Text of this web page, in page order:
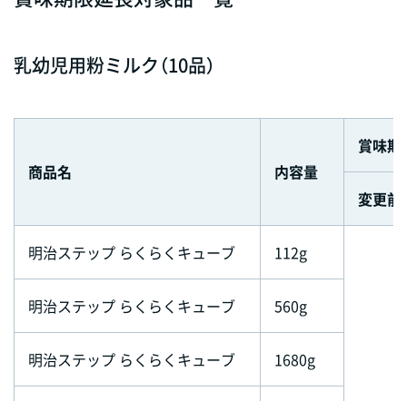
乳幼児用粉ミルク（10品）
商品名 内容量
賞味期
変更前
明治ステップ らくらくキューブ 112g
明治ステップ らくらくキューブ 560g
明治ステップ らくらくキューブ 1680g